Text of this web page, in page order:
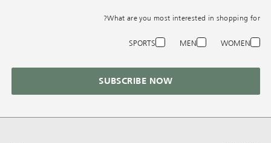
What are you most interested in shopping for?
WOMEN
MEN
SPORTS
SUBSCRIBE NOW